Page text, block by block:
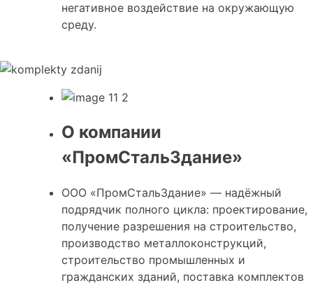
нега­тив­ное воз­дей­ствие на окру­жа­ю­щую
сре­ду.
О компании
«ПромСтальЗдание»
ООО «ПромСтальЗдание» — надёжный
подрядчик полного цикла: проектирование,
получение разрешения на строительство,
производство металлоконструкций,
строительство промышленных и
гражданских зданий, поставка комплектов